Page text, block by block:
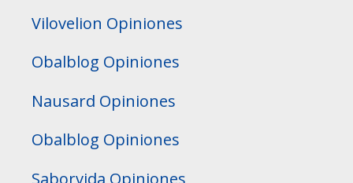
Vilovelion Opiniones
Obalblog Opiniones
Nausard Opiniones
Obalblog Opiniones
Saborvida Opiniones